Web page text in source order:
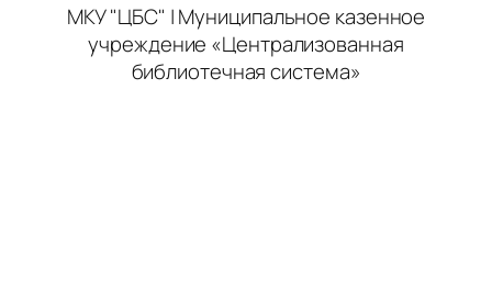
МКУ "ЦБС" | Муниципальное казенное
учреждение «Централизованная
библиотечная система»